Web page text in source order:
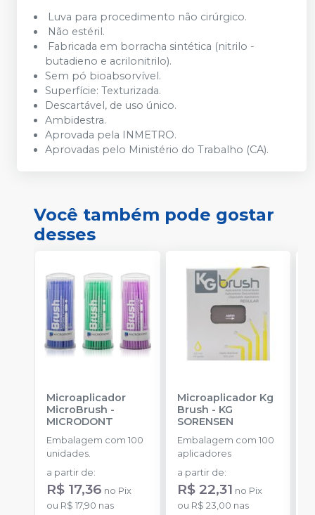
Luva para procedimento não cirúrgico.
Não estéril.
Fabricada em borracha sintética (nitrilo -
butadieno e acrilonitrilo).
Sem pó bioabsorvível.
Superfície: Texturizada.
Descartável, de uso único.
Ambidestra.
Aprovada pela INMETRO.
Aprovadas pelo Ministério do Trabalho (CA).
Você também pode gostar
desses
Microaplicador
MicroBrush -
MICRODONT
Embalagem com 100
unidades.
a partir de:
R$ 17,36 no Pix
ou R$ 17,90 nas
Microaplicador Kg
Brush - KG
SORENSEN
Embalagem com 100
aplicadores
a partir de:
R$ 22,31 no Pix
ou R$ 23,00 nas